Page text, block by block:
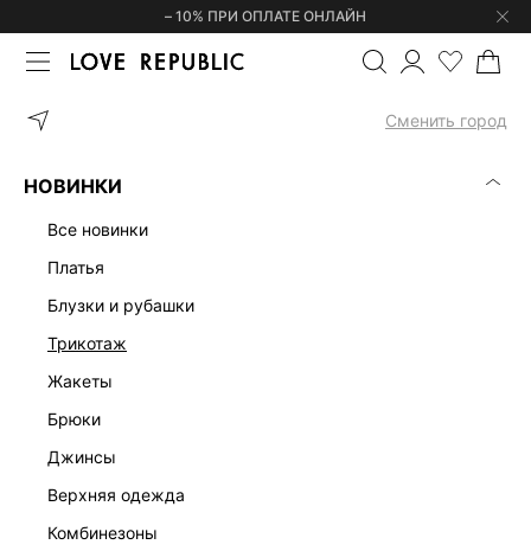
– 10% ПРИ ОПЛАТЕ ОНЛАЙН
Сменить город
НОВИНКИ
все новинки
платья
блузки и рубашки
трикотаж
жакеты
брюки
джинсы
верхняя одежда
комбинезоны
ГЛАВНАЯ ДЖЕМПЕРЫ И СВИТЕРЫ